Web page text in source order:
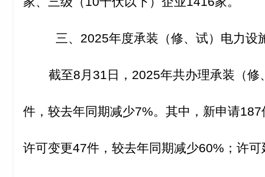
三、2025年度承装（修、试）电力设
截至8月31日，2025年共办理承装（
件，较去年同期减少7%。其中，新申请
许可变更47件，较去年同期减少60%；许